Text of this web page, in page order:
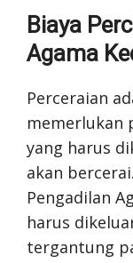
Biaya
Agama
Perceraian
memerlukan
yang harus
akan
Pengadilan
harus
tergantung